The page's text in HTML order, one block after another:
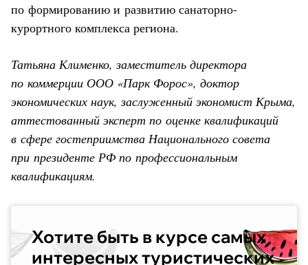
по формированию и развитию санаторно-
курортного комплекса региона.
Татьяна Клименко, заместитель директора
по коммерции ООО «Парк Форос», доктор
экономических наук, заслуженный экономист Крыма,
аттестованный эксперт по оценке квалификаций
в сфере гостеприимства Национального совета
при президенте РФ по профессиональным
квалификациям.
Хотите быть в курсе самых
интересных туристических